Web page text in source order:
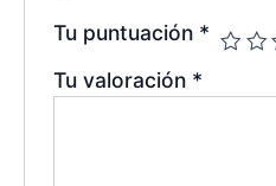
Tu puntuación *
Tu valoración *